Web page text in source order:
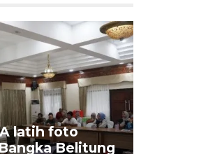
latih foto
Belitung